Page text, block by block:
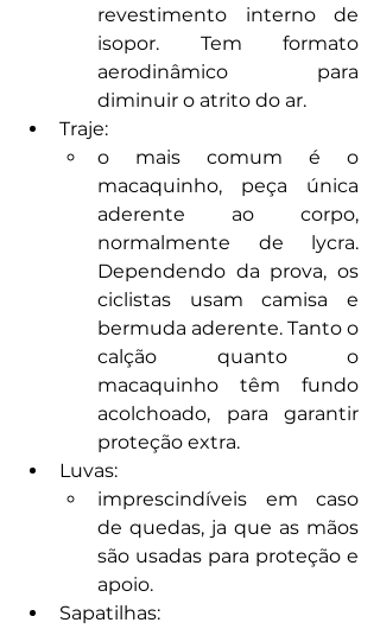
revestimento interno de
isopor. Tem formato
aerodinâmico para
diminuir o atrito do ar.
Traje:
o mais comum é o
macaquinho, peça única
aderente ao corpo,
normalmente de lycra.
Dependendo da prova, os
ciclistas usam camisa e
bermuda aderente. Tanto o
calção quanto o
macaquinho têm fundo
acolchoado, para garantir
proteção extra.
Luvas:
imprescindíveis em caso
de quedas, ja que as mãos
são usadas para proteção e
apoio.
Sapatilhas: